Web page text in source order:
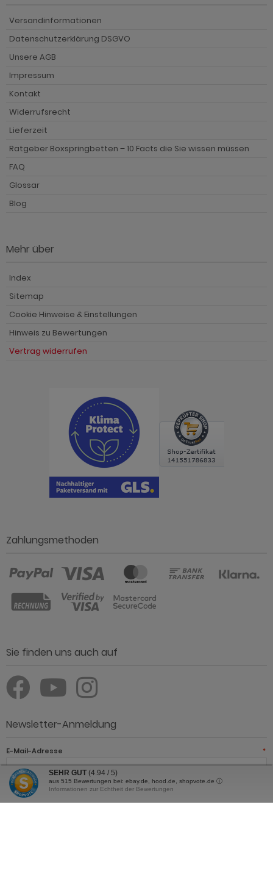
Versandinformationen
Datenschutzerklärung DSGVO
Unsere AGB
Impressum
Kontakt
Widerrufsrecht
Lieferzeit
Ratgeber Boxspringbetten – 10 Facts die Sie wissen müssen
FAQ
Glossar
Blog
Mehr über
Index
Sitemap
Cookie Hinweise & Einstellungen
Hinweis zu Bewertungen
Vertrag widerrufen
Zahlungsmethoden
Sie finden uns auch auf
Newsletter-Anmeldung
E-Mail-Adresse *
JETZT ANMELDEN
SEHR GUT (4.94 / 5)
aus 515 Bewertungen bei: ebay.de, hood.de, shopvote.de ⓘ
Informationen zur Echtheit der Bewertungen